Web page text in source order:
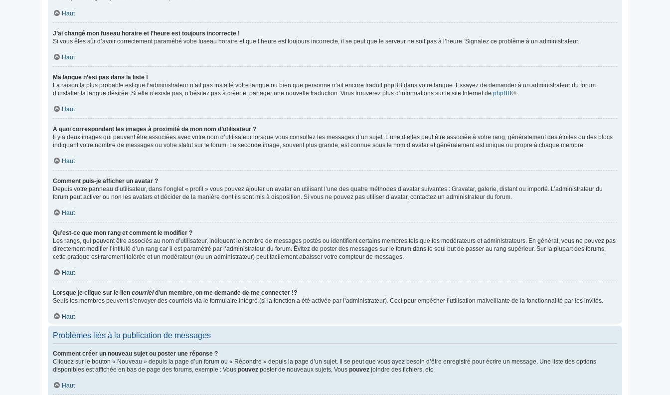
Haut
J’ai changé mon fuseau horaire et l’heure est toujours incorrecte !
Si vous êtes sûr d’avoir correctement paramétré votre fuseau horaire et que l’heure est toujours incorrecte, il se peut que le serveur ne soit pas à l’heure. Signalez ce problème à un administrateur.
Haut
Ma langue n’est pas dans la liste !
La raison la plus probable est que l’administrateur n’ait pas installé votre langue ou bien que personne n’ait encore traduit phpBB dans votre langue. Essayez de demander à un administrateur du forum
d’installer la langue désirée. Si elle n’existe pas, n’hésitez pas à créer et partager une nouvelle traduction. Vous trouverez plus d’informations sur le site Internet de phpBB®.
Haut
A quoi correspondent les images à proximité de mon nom d’utilisateur ?
Il y a deux images qui peuvent être associées avec votre nom d’utilisateur lorsque vous consultez les messages d’un sujet. L’une d’elles peut être associée à votre rang, généralement des étoiles ou des blocs
indiquant votre nombre de messages ou votre statut sur le forum. La seconde image, souvent plus grande, est connue sous le nom d’avatar et généralement est unique ou propre à chaque membre.
Haut
Comment puis-je afficher un avatar ?
Depuis votre panneau d’utilisateur, dans l’onglet « profil » vous pouvez ajouter un avatar en utilisant l’une des quatre méthodes d’avatar suivantes : Gravatar, galerie, distant ou importé. L’administrateur du
forum peut activer ou non les avatars et décider de la manière dont ils sont mis à disposition. Si vous ne pouvez pas utiliser d’avatar, contactez un administrateur du forum.
Haut
Qu’est-ce que mon rang et comment le modifier ?
Les rangs, qui peuvent être associés au nom d’utilisateur, indiquent le nombre de messages postés ou identifient certains membres tels que les modérateurs et administrateurs. En général, vous ne pouvez pas
directement modifier l’intitulé d’un rang car il est paramétré par l’administrateur du forum. Évitez de poster des messages sur le forum dans le seul but de passer au rang supérieur. Sur la plupart des forums,
cette pratique est rarement tolérée et un modérateur (ou un administrateur) peut facilement abaisser votre compteur de messages.
Haut
Lorsque je clique sur le lien courrield’un membre, on me demande de me connecter !?
Seuls les membres peuvent s’envoyer des courriels via le formulaire intégré (si la fonction a été activée par l’administrateur). Ceci pour empêcher l’utilisation malveillante de la fonctionnalité par les invités.
Haut
Problèmes liés à la publication de messages
Comment créer un nouveau sujet ou poster une réponse ?
Cliquez sur le bouton « Nouveau » depuis la page d’un forum ou « Répondre » depuis la page d’un sujet. Il se peut que vous ayez besoin d’être enregistré pour écrire un message. Une liste des options
disponibles est affichée en bas de page des forums, exemple : Vous pouvez poster de nouveaux sujets, Vous pouvez joindre des fichiers, etc.
Haut